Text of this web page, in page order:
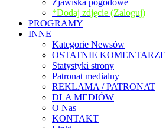
Zjawiska pogodowe
*Dodaj zdjęcie (Zaloguj)
PROGRAMY
INNE
Kategorie Newsów
OSTATNIE KOMENTARZE
Statystyki strony
Patronat medialny
REKLAMA / PATRONAT
DLA MEDIÓW
O Nas
KONTAKT